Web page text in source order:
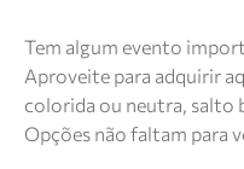
Tem algum evento
Aproveite para adquirir
colorida ou neutra, salto
Opções não faltam para